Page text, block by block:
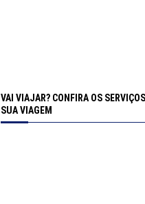
VAI VIAJAR? CONFIRA OS
SUA VIAGEM